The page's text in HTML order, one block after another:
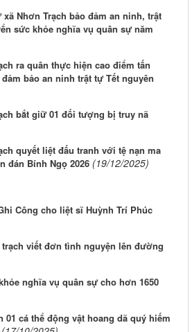
Nhơn Trạch bảo đảm an ninh, trật
sức khỏe nghĩa vụ quân sự năm
ra quân thực hiện cao điểm tấn
bảo an ninh trật tự Tết nguyên
bắt giữ 01 đối tượng bị truy nã
quyết liệt đấu tranh với tệ nạn ma
đán Bính Ngọ 2026 (19/12/2025)
Công cho liệt sĩ Huỳnh Trí Phúc
viết đơn tình nguyện lên đường
nghĩa vụ quân sự cho hơn 1650
01 cá thể động vật hoang dã quý hiếm